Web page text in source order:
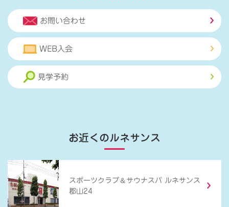
お問い合わせ
WEB入会
見学予約
お近くのルネサンス
スポーツクラブ ＆ サウナスパ ルネサンス
郡山24